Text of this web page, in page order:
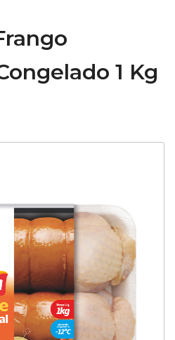
1 Kg